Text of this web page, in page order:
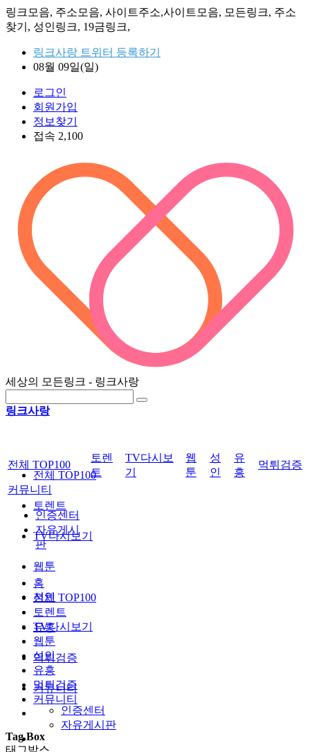
링크모음, 주소모음, 사이트주소,사이트모음, 모든링크, 주소
찾기, 성인링크, 19금링크,
링크사랑 트위터 등록하기
08월 09일(일)
로그인
회원가입
정보찾기
접속 2,100
세상의 모든링크 - 링크사랑
링크사랑
전체 TOP100
토렌트
TV다시보기
웹툰
성인
유흥
먹튀검증
커뮤니티
인증센터
자유게시판
전체 TOP100
토렌
트
TV다시보
기
웹
툰
성
인
유
흥
먹튀검증
커뮤니티
인증센터
자유게시
판
홈
전체 TOP100
토렌트
TV다시보기
웹툰
성인
유흥
먹튀검증
커뮤니티
Tag Box